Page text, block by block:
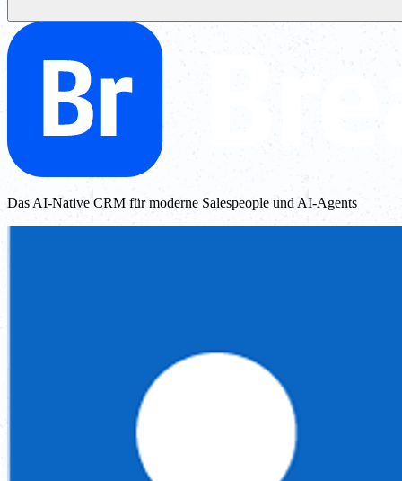
Das AI-Native CRM für moderne Salespeople und AI-Agents